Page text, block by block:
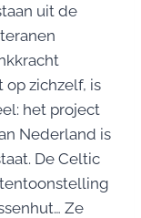
uit de
op zichzelf, is
het project
Nederland is
De Celtic
Ze